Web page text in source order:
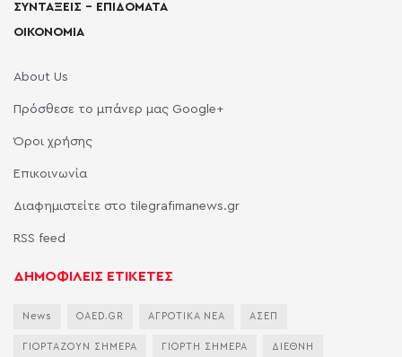
ΣΥΝΤΑΞΕΙΣ – ΕΠΙΔΟΜΑΤΑ
ΟΙΚΟΝΟΜΙΑ
About Us
Πρόσθεσε το μπάνερ μας Google+
Όροι χρήσης
Επικοινωνία
Διαφημιστείτε στο tilegrafimanews.gr
RSS feed
ΔΗΜΟΦΙΛΕΙΣ ΕΤΙΚΕΤΕΣ
News OAED.GR ΑΓΡΟΤΙΚΑ ΝΕΑ ΑΣΕΠ
ΓΙΟΡΤΑΖΟΥΝ ΣΗΜΕΡΑ ΓΙΟΡΤΗ ΣΗΜΕΡΑ ΔΙΕΘΝΗ